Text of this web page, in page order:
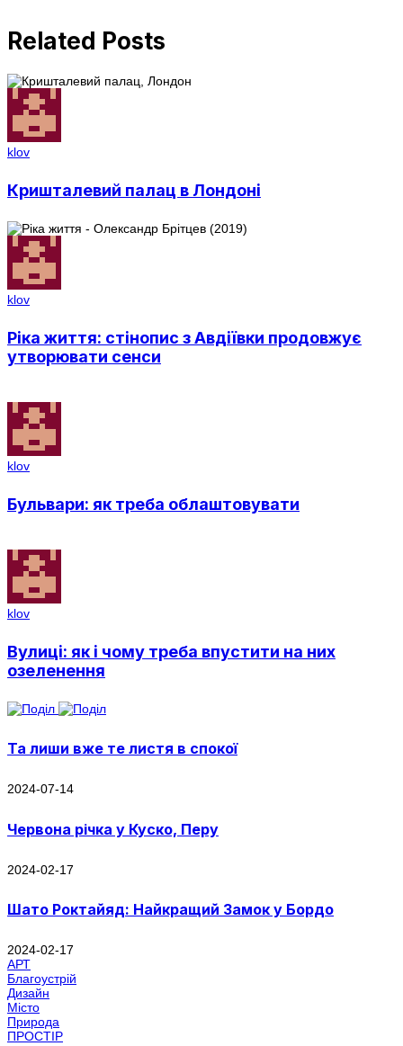
Related Posts
klov
Кришталевий палац в Лондоні
klov
Ріка життя: стінопис з Авдіївки продовжує
утворювати сенси
klov
Бульвари: як треба облаштовувати
klov
Вулиці: як і чому треба впустити на них
озеленення
Та лиши вже те листя в спокої
2024-07-14
Червона річка у Куско, Перу
2024-02-17
Шато Роктайяд: Найкращий Замок у Бордо
2024-02-17
АРТ
Благоустрій
Дизайн
Місто
Природа
ПРОСТІР